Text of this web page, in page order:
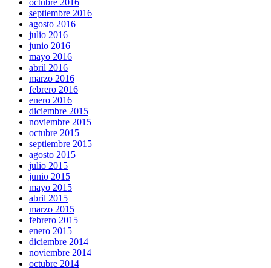
octubre 2016
septiembre 2016
agosto 2016
julio 2016
junio 2016
mayo 2016
abril 2016
marzo 2016
febrero 2016
enero 2016
diciembre 2015
noviembre 2015
octubre 2015
septiembre 2015
agosto 2015
julio 2015
junio 2015
mayo 2015
abril 2015
marzo 2015
febrero 2015
enero 2015
diciembre 2014
noviembre 2014
octubre 2014